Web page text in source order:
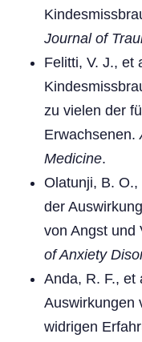
Journal of
Felitti, V. J., et
zu vielen der
Erwachsenen.
Medicine.
Olatunji, B.
der
von Angst und
of Anxiety
Anda, R. F., et
Auswirkungen
widrigen